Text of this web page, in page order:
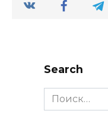
Search
Search
for: